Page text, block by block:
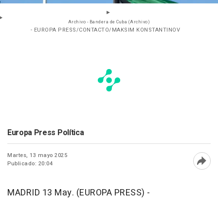
Archivo - Bandera de Cuba (Archivo)
- EUROPA PRESS/CONTACTO/MAKSIM KONSTANTINOV
Europa Press Política
Martes, 13 mayo 2025
Publicado: 20:04
MADRID 13 May. (EUROPA PRESS) -